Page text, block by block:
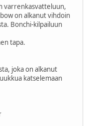
varrenkasvatteluun,
on alkanut vihdoin
Bonchi-kilpailuun
tapa.
joka on alkanut
katselemaan